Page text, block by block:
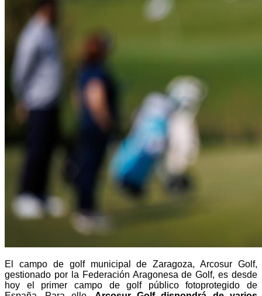
El campo de golf municipal de Zaragoza, Arcosur Golf,
gestionado por la Federación Aragonesa de Golf, es desde
hoy el primer campo de golf público fotoprotegido de